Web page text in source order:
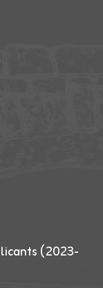
(2023-